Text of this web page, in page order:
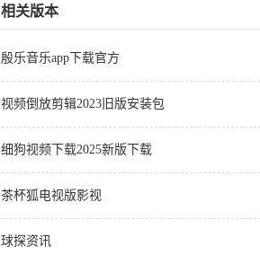
相关版本
殷乐音乐app下载官方
视频倒放剪辑2023旧版安装包
细狗视频下载2025新版下载
茶杯狐电视版影视
球探资讯